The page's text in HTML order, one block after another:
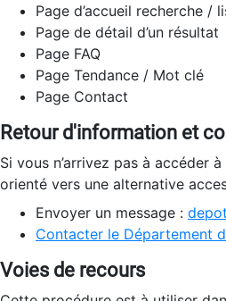
Page d’accueil recherche /
Page de détail d’un résultat
Page FAQ
Page Tendance / Mot clé
Page Contact
Retour d'information et
Si vous n’arrivez pas à accéder
orienté vers une alternative
Envoyer un message :
Contacter le Département
Voies de recours